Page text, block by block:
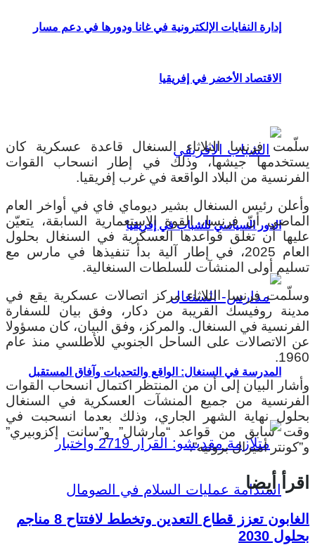
إدارة النفايات الإلكترونية في غانا ودورها في دعم مسار
الاقتصاد الأخضر في إفريقيا
الدور السياسي للشباب في إفريقيا
المدرسة في السنغال: الواقع والتحديات وآفاق المستقبل
سلّمت فرنسا الثلاثاء السنغال قاعدة عسكرية كان
يستخدمها جيشها، وذلك في إطار انسحاب القوات
الفرنسية من البلاد الواقعة في غرب إفريقيا.
وأعلن رئيس السنغال بشير ديوماي فاي في أواخر العام
الماضي أنّ فرنسا، القوة الاستعمارية السابقة، يتعيّن
عليها أن تغلق قواعدها العسكرية في السنغال بحلول
العام 2025، في إطار آلية بدأ تنفيذها في مارس مع
تسليم أولى المنشآت للسلطات السنغالية.
وسلّمت فرنسا الثلاثاء مركز اتصالات عسكرية يقع في
مدينة روفيسك القريبة من دكار، وفق بيان للسفارة
الفرنسية في السنغال. والمركز، وفق البيان، كان مسؤولا
عن الاتصالات على الساحل الجنوبي للأطلسي منذ عام
1960.
وأشار البيان إلى أن من المنتظر اكتمال انسحاب القوات
الفرنسية من جميع المنشآت العسكرية في السنغال
بحلول نهاية الشهر الجاري، وذلك بعدما انسحبت في
وقت سابق من قواعد “مارشال” و”سانت إكزوبيري”
و”كونتر أميرال بروتيه”.
اقرأ أيضا
الغابون تعزز قطاع التعدين وتخطط لافتتاح 8 مناجم
بحلول 2030